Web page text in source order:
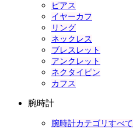
ピアス
イヤーカフ
リング
ネックレス
ブレスレット
アンクレット
ネクタイピン
カフス
腕時計
腕時計カテゴリすべて